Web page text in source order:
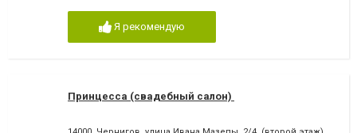
Я рекомендую
Принцесса (свадебный салон)